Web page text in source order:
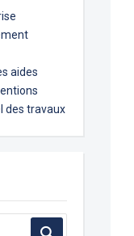
aides
des travaux